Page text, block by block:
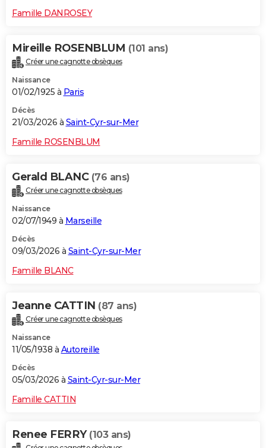
Famille DANROSEY
Mireille ROSENBLUM (101 ans)
Créer une cagnotte obsèques
Naissance
01/02/1925 à Paris
Décès
21/03/2026 à Saint-Cyr-sur-Mer
Famille ROSENBLUM
Gerald BLANC (76 ans)
Créer une cagnotte obsèques
Naissance
02/07/1949 à Marseille
Décès
09/03/2026 à Saint-Cyr-sur-Mer
Famille BLANC
Jeanne CATTIN (87 ans)
Créer une cagnotte obsèques
Naissance
11/05/1938 à Autoreille
Décès
05/03/2026 à Saint-Cyr-sur-Mer
Famille CATTIN
Renee FERRY (103 ans)